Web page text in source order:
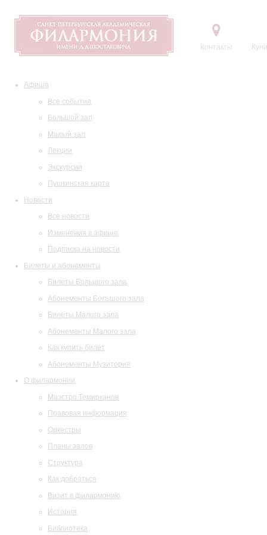
Контакты
Афиша
Все события
Большой зал
Малый зал
Лекции
Экскурсии
Пушкинская карта
Новости
Все новости
Изменения в афише
Подписка на новости
Билеты и абонементы
Билеты Большого зала
Абонементы Большого зала
Билеты Малого зала
Абонементы Малого зала
Как купить билет
Абонементы Музитория
О филармонии
Маэстро Темирканов
Правовая информация
Оркестры
Планы залов
Структура
Как добраться
Визит в филармонию
История
Библиотека